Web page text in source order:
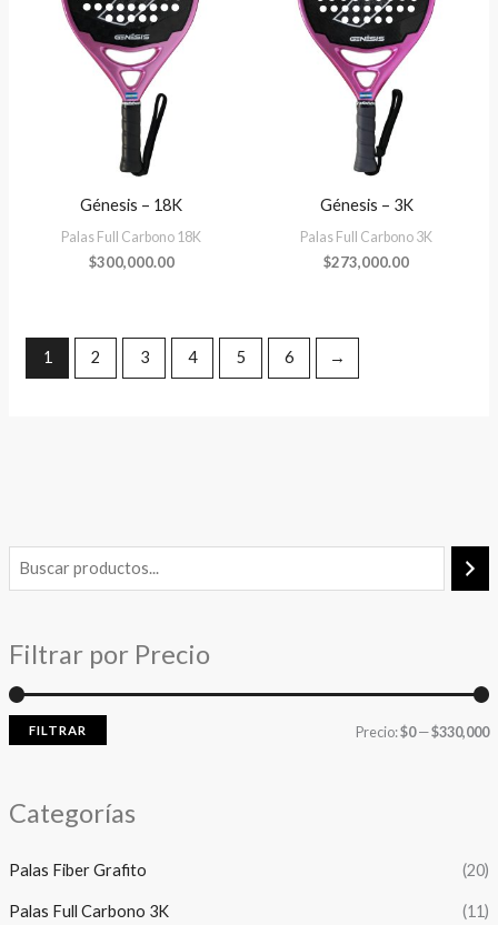
Filtrar por Precio
r
i
o
r
i
o
FILTRAR Precio:$0—$330,000
Categorías
Palas Fiber Grafito (20)
Palas Full Carbono 3K (11)
Génesis – 18K
Palas Full Carbono 18K
$300,000.00
Génesis – 3K
Palas Full Carbono 3K
$273,000.00
1 2 3 4 5 6 →